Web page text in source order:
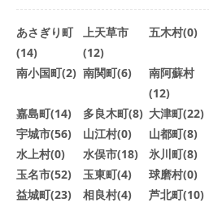
あさぎり町
(14)
上天草市
(12)
五木村(0)
南小国町(2) 南関町(6)
南阿蘇村
(12)
嘉島町(14) 多良木町(8) 大津町(22)
宇城市(56)
山江村(0) 山都町(8)
水上村(0)
水俣市(18) 氷川町(8)
玉名市(52)
玉東町(4) 球磨村(0)
益城町(23)
相良村(4) 芦北町(10)